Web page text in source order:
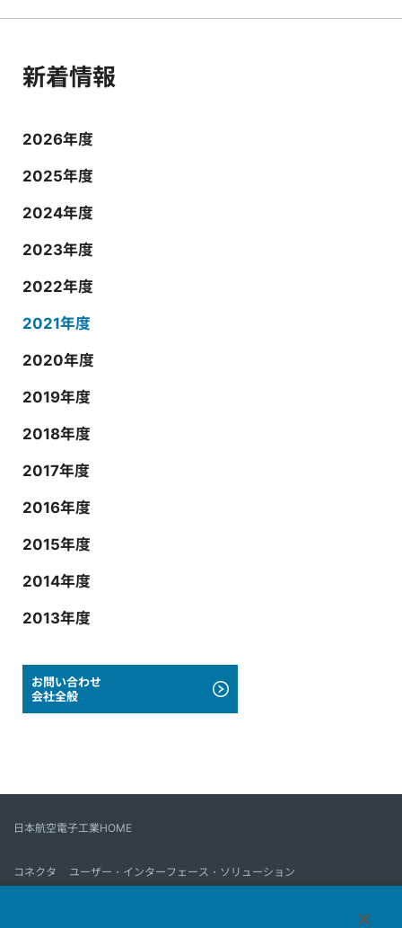
新着情報
2026年度
2025年度
2024年度
2023年度
2022年度
2021年度
2020年度
2019年度
2018年度
2017年度
2016年度
2015年度
2014年度
2013年度
お問い合わせ
会社全般
日本航空電子工業HOME
コネクタ
ユーザー・インターフェース・ソリューション